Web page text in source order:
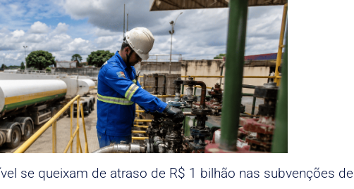
se queixam de atraso de R$ 1 bilhão nas subvenções de